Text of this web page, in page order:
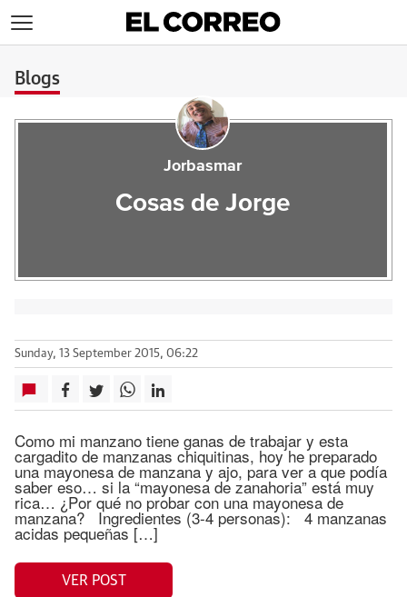
Blogs
Jorbasmar
Cosas de Jorge
Sunday, 13 September 2015, 06:22
Como mi manzano tiene ganas de trabajar y esta
cargadito de manzanas chiquitinas, hoy he preparado
una mayonesa de manzana y ajo, para ver a que podía
saber eso… si la “mayonesa de zanahoria” está muy
rica… ¿Por qué no probar con una mayonesa de
manzana? Ingredientes (3-4 personas): 4 manzanas
acidas pequeñas […]
VER POST